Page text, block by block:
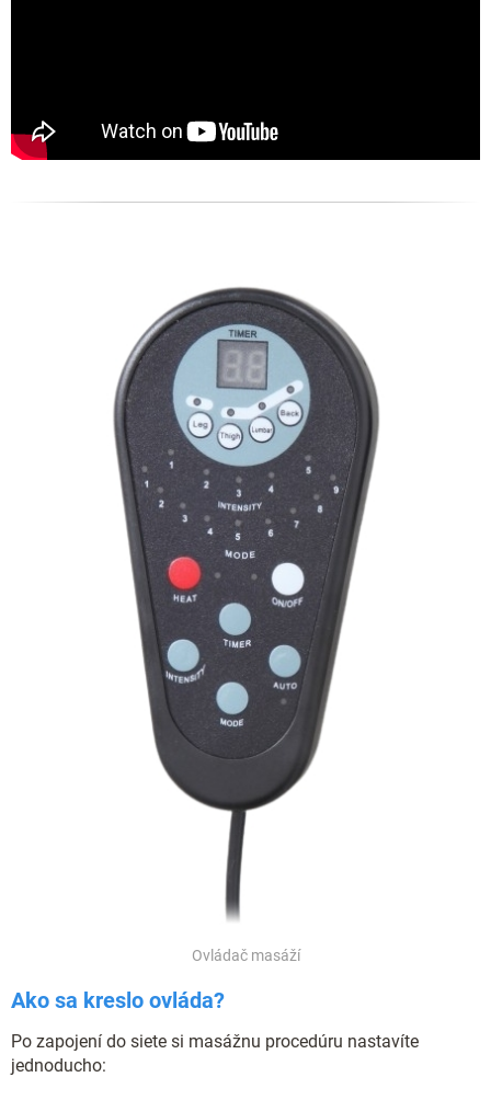
Ovládač masáží
Ako sa kreslo ovláda?
Po zapojení do siete si masážnu procedúru nastavíte
jednoducho: